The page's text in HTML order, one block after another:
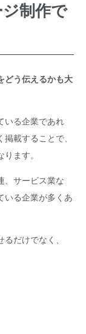
制作で
どう伝えるかも大
いる企業であれ
載することで、
ます。
、サービス業な
いる企業が多くあ
だけでなく、